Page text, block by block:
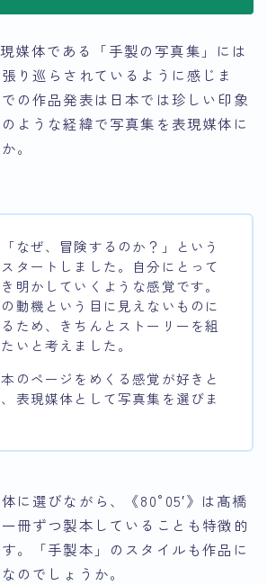
媒体である「手製の写真集」には
り巡らされているように感じま
の作品発表は日本では珍しい印象
ような経緯で写真集を表現媒体に
。
なぜ、冒険するのか？」という
タートしました。自分にとって
明かしていくような感覚です。
動機という目に見えないものに
ため、きちんとストーリーを組
いと考えました。
のページをめくる感覚が好きと
表現媒体として写真集を選びま
に選びながら、《80°05′》は髙橋
冊ずつ製本していることも特徴的
。「手製本」のスタイルも作品に
のでしょうか。